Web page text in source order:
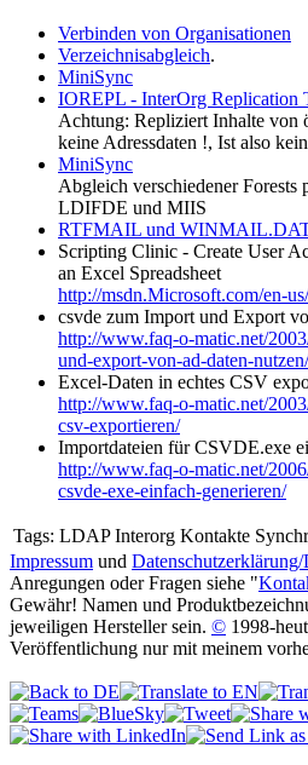
Verbinden von Organisationen
Verzeichnisabgleich.
MiniSync
IOREPL - InterOrg Replication
Achtung: Repliziert Inhalte von
keine Adressdaten !, Ist also
MiniSync
Abgleich verschiedener Forests
LDIFDE und MIIS
RTFMAIL und
Scripting Clinic - Create User
an Excel Spreadsheet
http://msdn.Microsoft.com/en-
csvde zum Import und Export
http://www.faq-o-matic.net/
und-export-von-ad-daten-nutzen/
Excel-Daten in echtes CSV
http://www.faq-o-matic.net/
csv-exportieren/
Importdateien für CSVDE.exe
http://www.faq-o-matic.net/
csvde-exe-einfach-generieren/
Tags: LDAP Interorg Kontakte
Impressum und
Anregungen oder Fragen siehe "
Gewähr! Namen und
jeweiligen Hersteller sein. © 1998-
Veröffentlichung nur mit meinem